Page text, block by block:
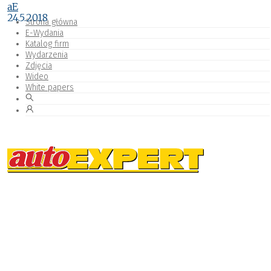
Strona główna
E-Wydania
Katalog firm
Wydarzenia
Zdjęcia
Wideo
White papers
aE
24.5.2018